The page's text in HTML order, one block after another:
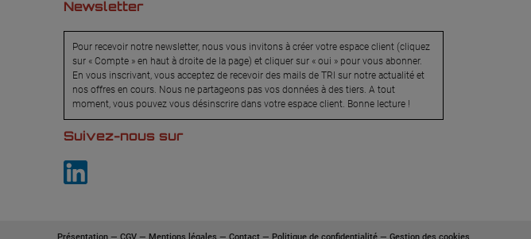
Newsletter
Pour recevoir notre newsletter, nous vous invitons à créer votre espace client (cliquez
sur « Compte » en haut à droite de la page) et cliquer sur « oui » pour vous abonner.
En vous inscrivant, vous acceptez de recevoir des mails de TRI sur notre actualité et
nos offres en cours. Nous ne partageons pas vos données à des tiers. A tout
moment, vous pouvez vous désinscrire dans votre espace client. Bonne lecture !
Suivez-nous sur
Présentation — CGV — Mentions légales — Contact — Politique de confidentialité — Gestion des cookies